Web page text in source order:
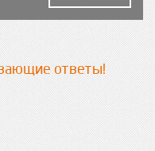
ответы!